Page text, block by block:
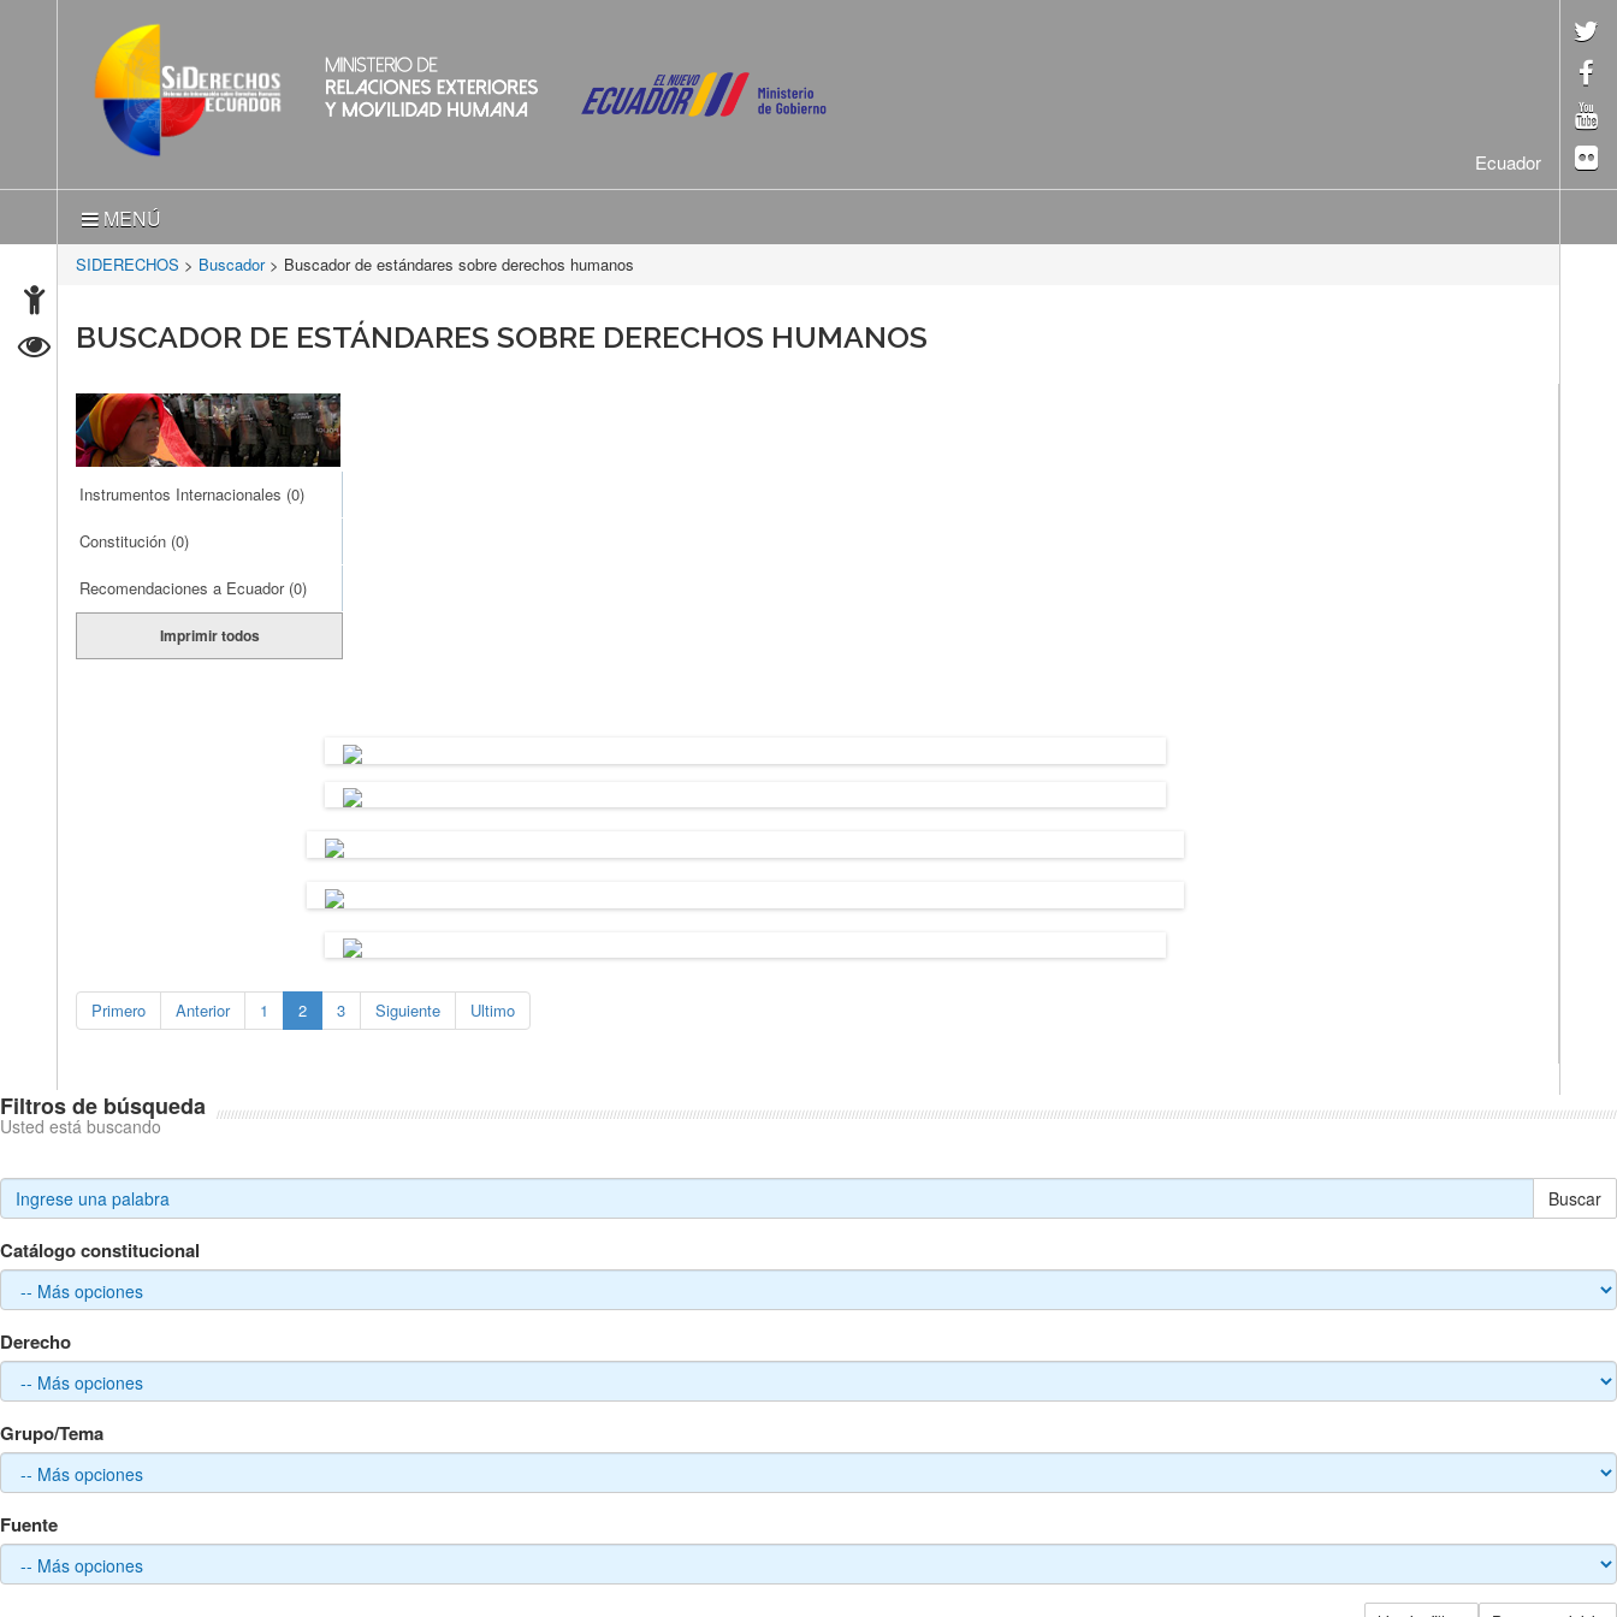
Ecuador
MENÚ
SIDERECHOS > Buscador > Buscador de estándares sobre derechos humanos
BUSCADOR DE ESTÁNDARES SOBRE DERECHOS HUMANOS
Instrumentos Internacionales (0)
Constitución (0)
Recomendaciones a Ecuador (0)
Imprimir todos
Primero Anterior 1 2 3 Siguiente Ultimo
Filtros de búsqueda
Usted está buscando
Buscar
Catálogo constitucional
Derecho
Grupo/Tema
Fuente